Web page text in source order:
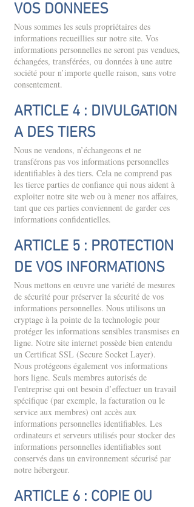
VOS DONNEES
Nous sommes les seuls propriétaires des
informations recueillies sur notre site. Vos
informations personnelles ne seront pas vendues,
échangées, transférées, ou données à une autre
société pour n’importe quelle raison, sans votre
consentement.​
ARTICLE 4 : DIVULGATION
A DES TIERS
Nous ne vendons, n’échangeons et ne
transférons pas vos informations personnelles
identifiables à des tiers. Cela ne comprend pas
les tierce parties de confiance qui nous aident à
exploiter notre site web ou à mener nos affaires,
tant que ces parties conviennent de garder ces
informations confidentielles.​
ARTICLE 5 : PROTECTION
DE VOS INFORMATIONS
Nous mettons en œuvre une variété de mesures
de sécurité pour préserver la sécurité de vos
informations personnelles. Nous utilisons un
cryptage à la pointe de la technologie pour
protéger les informations sensibles transmises en
ligne. Notre site internet possède bien entendu
un Certificat SSL (Secure Socket Layer).
Nous protégeons également vos informations
hors ligne. Seuls membres autorisés de
l'entreprise qui ont besoin d’effectuer un travail
spécifique (par exemple, la facturation ou le
service aux membres) ont accès aux
informations personnelles identifiables. Les
ordinateurs et serveurs utilisés pour stocker des
informations personnelles identifiables sont
conservés dans un environnement sécurisé par
notre hébergeur.​
ARTICLE 6 : COPIE OU